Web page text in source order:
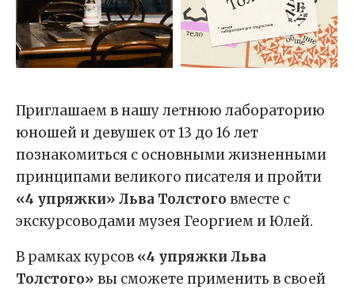
Приглашаем в нашу летнюю лабораторию
юношей и девушек от 13 до 16 лет
познакомиться с основными жизненными
принципами великого писателя и пройти
«4 упряжки» Льва Толстого вместе с
экскурсоводами музея Георгием и Юлей.
В рамках курсов «4 упряжки Льва
Толстого» вы сможете применить в своей